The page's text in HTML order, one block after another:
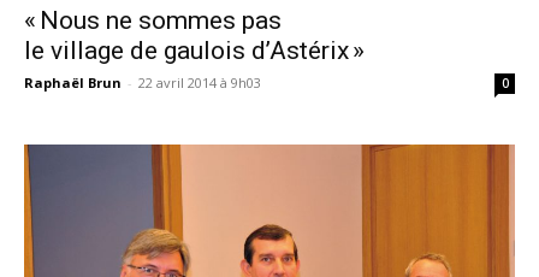
« Nous ne sommes pas
le village de gaulois d’Astérix »
Raphaël Brun - 22 avril 2014 à 9h03 0